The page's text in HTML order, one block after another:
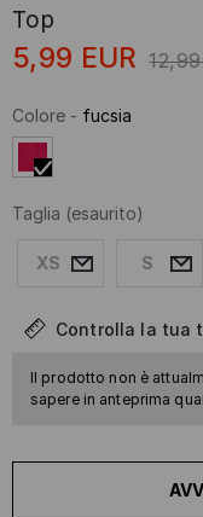
Top
5,99 EUR 12,99
Colore - fucsia
Taglia (esaurito)
XS S
Controlla la tua
Il prodotto non è
sapere in anteprima